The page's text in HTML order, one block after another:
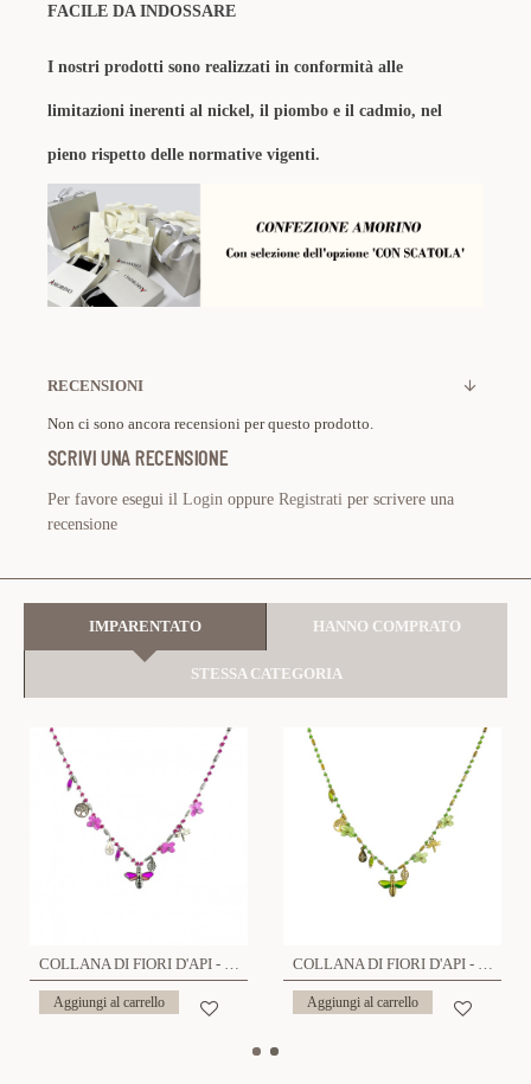
FACILE DA INDOSSARE
I nostri prodotti sono realizzati in conformità alle
limitazioni inerenti al nickel, il piombo e il cadmio, nel
pieno rispetto delle normative vigenti.
RECENSIONI
Non ci sono ancora recensioni per questo prodotto.
SCRIVI UNA RECENSIONE
Per favore esegui il Login oppure Registrati per scrivere una
recensione
IMPARENTATO HANNO COMPRATO
STESSA CATEGORIA
COLLANA DI FIORI D'API - YNK231344E301 ARG
Aggiungi al carrello
COLLANA DI FIORI D'API - YNK231344E301 ORO
Aggiungi al carrello